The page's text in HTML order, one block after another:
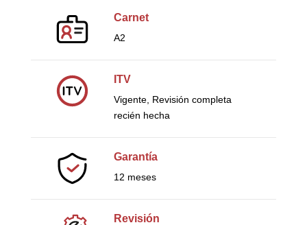
Carnet
A2
ITV
Vigente, Revisión completa
recién hecha
Garantía
12 meses
Revisión